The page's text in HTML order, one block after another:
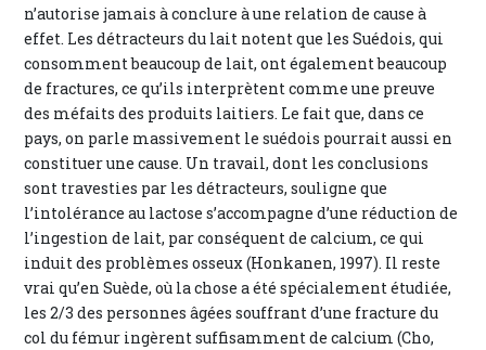
n’autorise jamais à conclure à une relation de cause à
effet. Les détracteurs du lait notent que les Suédois, qui
consomment beaucoup de lait, ont également beaucoup
de fractures, ce qu’ils interprètent comme une preuve
des méfaits des produits laitiers. Le fait que, dans ce
pays, on parle massivement le suédois pourrait aussi en
constituer une cause. Un travail, dont les conclusions
sont travesties par les détracteurs, souligne que
l’intolérance au lactose s’accompagne d’une réduction de
l’ingestion de lait, par conséquent de calcium, ce qui
induit des problèmes osseux (Honkanen, 1997). Il reste
vrai qu’en Suède, où la chose a été spécialement étudiée,
les 2/3 des personnes âgées souffrant d’une fracture du
col du fémur ingèrent suffisamment de calcium (Cho,